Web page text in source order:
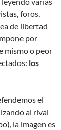
foros,
de libertad
por
mismo o peor
los
el
al rival
la imagen es